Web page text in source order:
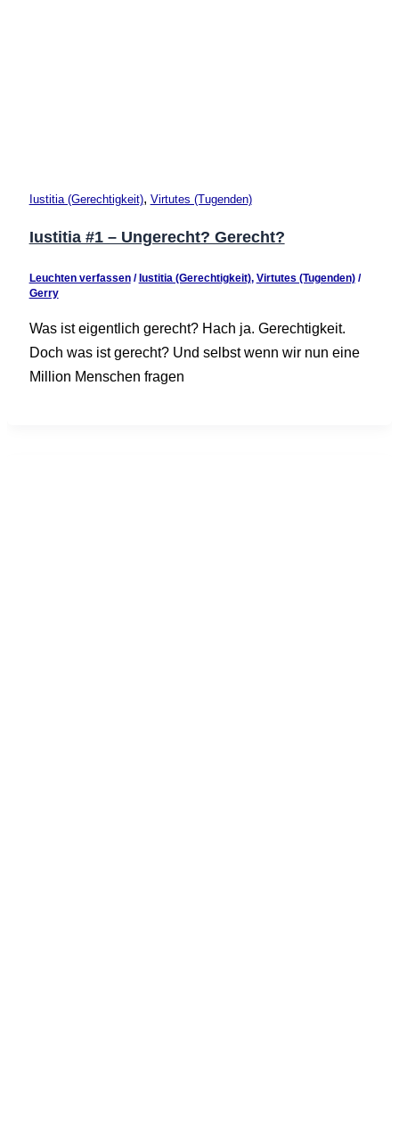
Iustitia (Gerechtigkeit), Virtutes (Tugenden)
Iustitia #1 – Ungerecht? Gerecht?
Leuchten verfassen / Iustitia (Gerechtigkeit), Virtutes (Tugenden)/
Gerry
Was ist eigentlich gerecht? Hach ja. Gerechtigkeit.
Doch was ist gerecht? Und selbst wenn wir nun eine
Million Menschen fragen